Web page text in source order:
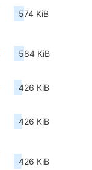
574 KiB
584 KiB
426 KiB
426 KiB
426 KiB